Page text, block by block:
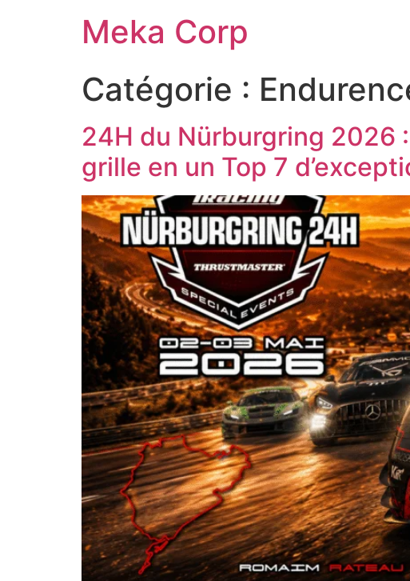
Meka Corp
Catégorie :
24H du Nürburgring 2026
grille en un Top 7